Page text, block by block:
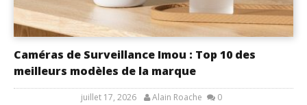
Caméras de Surveillance Imou : Top 10 des
meilleurs modèles de la marque
juillet 17, 2026 Alain Roache 0